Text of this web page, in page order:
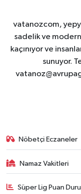
vatanozcom,
sadelik ve
kaçınıyor ve
sunuyor.
Nöbetçi Eczaneler
Namaz Vakitleri
Süper Lig Puan